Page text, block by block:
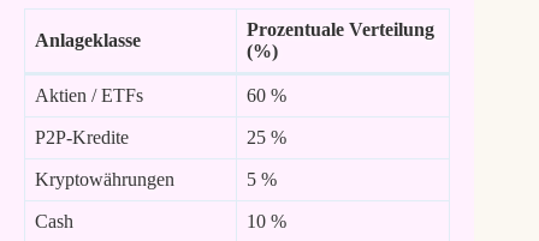
Anlageklasse
Prozentuale Verteilung
(%)
Aktien / ETFs 60 %
P2P-Kredite 25 %
Kryptowährungen 5 %
Cash
10 %